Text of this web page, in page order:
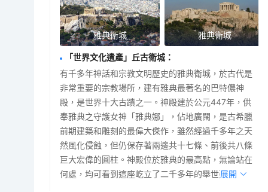
雅典衛城 雅典衛城
「世界文化遺產」丘古衛城：
有千多年神話和宗教文明歷史的雅典衛城，於古代是
非常重要的宗教場所，建有雅典最著名的巴特儂神
殿，是世界十大古蹟之一。神殿建於公元447年，供
奉雅典之守護女神「雅典娜」，佔地廣闊，是古希臘
前期建築和雕刻的最偉大傑作，雖然經過千多年之天
然風化侵蝕，但仍保存著兩邊共十七條、前後共八條
巨大宏偉的圓柱。神殿位於雅典的最高點，無論站在
何處，均可看到這座屹立了二千多年的舉世建築。
展開